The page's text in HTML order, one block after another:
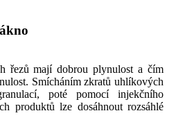
řezů mají dobrou plynulost a čím
Smícháním zkratů uhlíkových
poté pomocí injekčního
produktů lze dosáhnout rozsáhlé